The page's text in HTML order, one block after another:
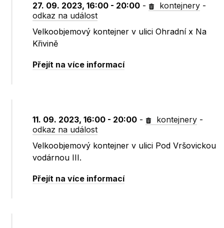
27. 09. 2023, 16:00 - 20:00 - kontejnery -
odkaz na událost
Velkoobjemový kontejner v ulici Ohradní x Na
Křivině
Přejít na více informací
11. 09. 2023, 16:00 - 20:00 - kontejnery -
odkaz na událost
Velkoobjemový kontejner v ulici Pod Vršovickou
vodárnou III.
Přejít na více informací